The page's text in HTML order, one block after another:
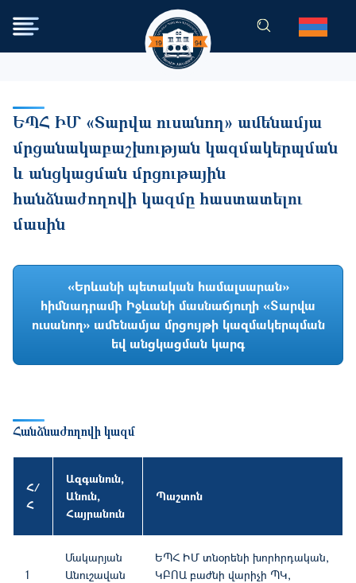
Skip to main content
ԵՊՀ ԻՄ «Տարվա ուսանող» ամենամյա
մրցանակաբաշխության կազմակերպման
և անցկացման մրցութային
հանձնաժողովի կազմը հաստատելու
մասին
«Երևանի պետական համալսարան»
հիմնադրամի Իջևանի մասնաճյուղի «Տարվա
ուսանող» ամենամյա մրցույթի կազմակերպման
եվ անցկացման կարգ
Հանձնաժողովի կազմ
Հ/
Հ
Ազգանուն,
Անուն,
Հայրանուն
Պաշտոն
1
Մակարյան
Անուշավան
ԵՊՀ ԻՄ տնօրենի խորհրդական,
ԿԲՈԱ բաժնի վարիչի ՊԿ,